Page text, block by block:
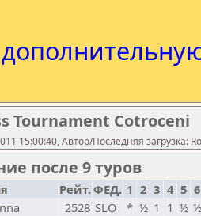
Tournament Cotroceni
15:00:40, Автор/Последняя загрузка:
после 9 туров
Рейт.ФЕД. 1 2 3 4 5 6
2528 SLO * ½ 1 1 ½ ½